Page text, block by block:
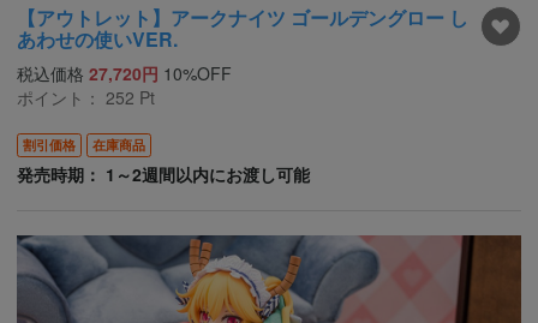
【アウトレット】アークナイツ ゴールデングロー し
あわせの使いVER.
税込価格 27,720円 10%OFF
ポイント： 252 Pt
割引価格 在庫商品
発売時期： 1～2週間以内にお渡し可能